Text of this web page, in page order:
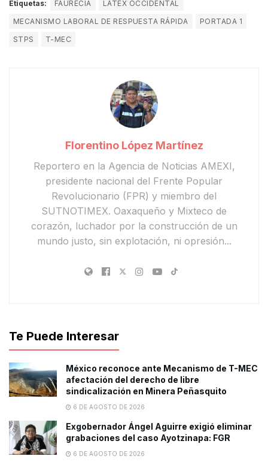
Etiquetas: FAURECIA
LÁTEX OCCIDENTAL
MECANISMO LABORAL DE RESPUESTA RÁPIDA
PORTADA 1
STPS
T-MEC
Florentino López Martínez
Reportero en la Agencia de Noticias AMEXI,
presidente nacional del Frente Popular
Revolucionario (FPR) y miembro del
SUTNOTIMEX. Oaxaqueño y Mixteco de
corazón, luchador por la construcción de un
mundo justo, sin explotación, ni opresión...
Te Puede Interesar
México reconoce ante Mecanismo de T-MEC
afectación del derecho de libre
sindicalización en Minera Peñasquito
6 DE AGOSTO DE 2026
Exgobernador Ángel Aguirre exigió eliminar
grabaciones del caso Ayotzinapa: FGR
6 DE AGOSTO DE 2026